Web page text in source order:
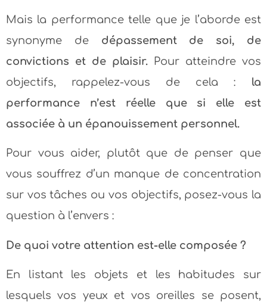
Mais la performance telle que je l’aborde est
synonyme de dépassement de soi, de
convictions et de plaisir.
Pour atteindre vos
objectifs, rappelez-vous de cela : la
performance n’est réelle que si elle est
associée à un épanouissement personnel.
Pour vous aider, plutôt que de penser que
vous souffrez d’un manque de concentration
sur vos tâches ou vos objectifs, posez-vous la
question à l’envers :
De quoi votre attention est-elle composée ?
En listant les objets et les habitudes sur
lesquels vos yeux et vos oreilles se posent,